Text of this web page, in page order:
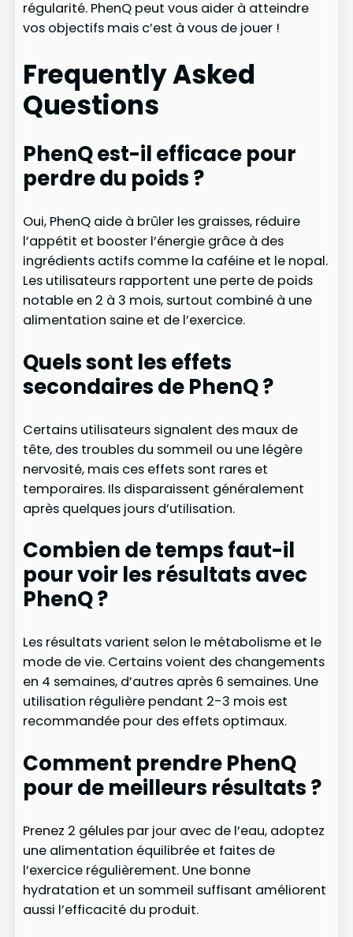
régularité. PhenQ peut vous aider à atteindre
vos objectifs mais c’est à vous de jouer !
Frequently Asked
Questions
PhenQ est-il efficace pour
perdre du poids ?
Oui, PhenQ aide à brûler les graisses, réduire
l’appétit et booster l’énergie grâce à des
ingrédients actifs comme la caféine et le nopal.
Les utilisateurs rapportent une perte de poids
notable en 2 à 3 mois, surtout combiné à une
alimentation saine et de l’exercice.
Quels sont les effets
secondaires de PhenQ ?
Certains utilisateurs signalent des maux de
tête, des troubles du sommeil ou une légère
nervosité, mais ces effets sont rares et
temporaires. Ils disparaissent généralement
après quelques jours d’utilisation.
Combien de temps faut-il
pour voir les résultats avec
PhenQ ?
Les résultats varient selon le métabolisme et le
mode de vie. Certains voient des changements
en 4 semaines, d’autres après 6 semaines. Une
utilisation régulière pendant 2-3 mois est
recommandée pour des effets optimaux.
Comment prendre PhenQ
pour de meilleurs résultats ?
Prenez 2 gélules par jour avec de l’eau, adoptez
une alimentation équilibrée et faites de
l’exercice régulièrement. Une bonne
hydratation et un sommeil suffisant améliorent
aussi l’efficacité du produit.